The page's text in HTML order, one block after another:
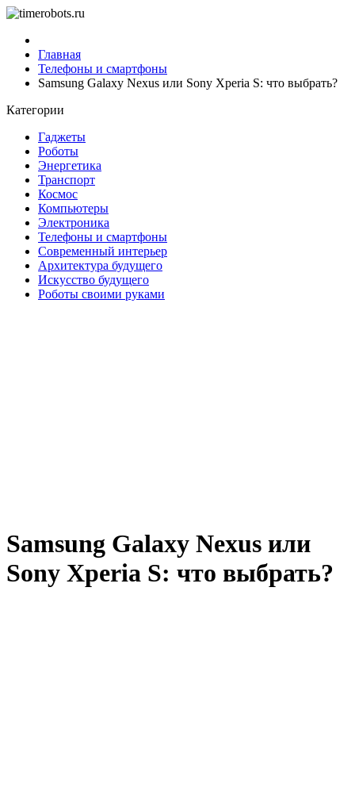
Главная
Телефоны и смартфоны
Samsung Galaxy Nexus или Sony Xperia S: что выбрать?
Категории
Гаджеты
Роботы
Энергетика
Транспорт
Космос
Компьютеры
Электроника
Телефоны и смартфоны
Современный интерьер
Архитектура будущего
Искусство будущего
Роботы своими руками
Samsung Galaxy Nexus или
Sony Xperia S: что выбрать?